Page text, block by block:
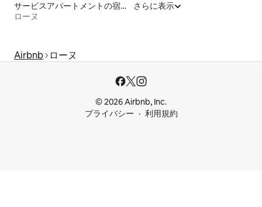
サービスアパートメントの宿泊施設
ローヌ
さらに表示
Airbnb ローヌ
© 2026 Airbnb, Inc.
プライバシー
利用規約